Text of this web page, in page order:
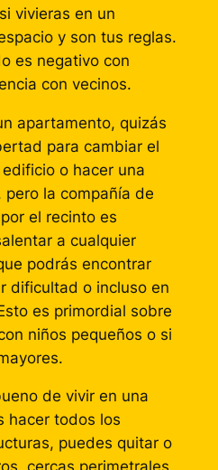
vivieras en un
y son tus reglas.
es negativo con
con vecinos.
apartamento, quizás
para cambiar el
o hacer una
la compañía de
el recinto es
a cualquier
podrás encontrar
dificultad o incluso en
es primordial sobre
niños pequeños o si
de vivir en una
hacer todos los
puedes quitar o